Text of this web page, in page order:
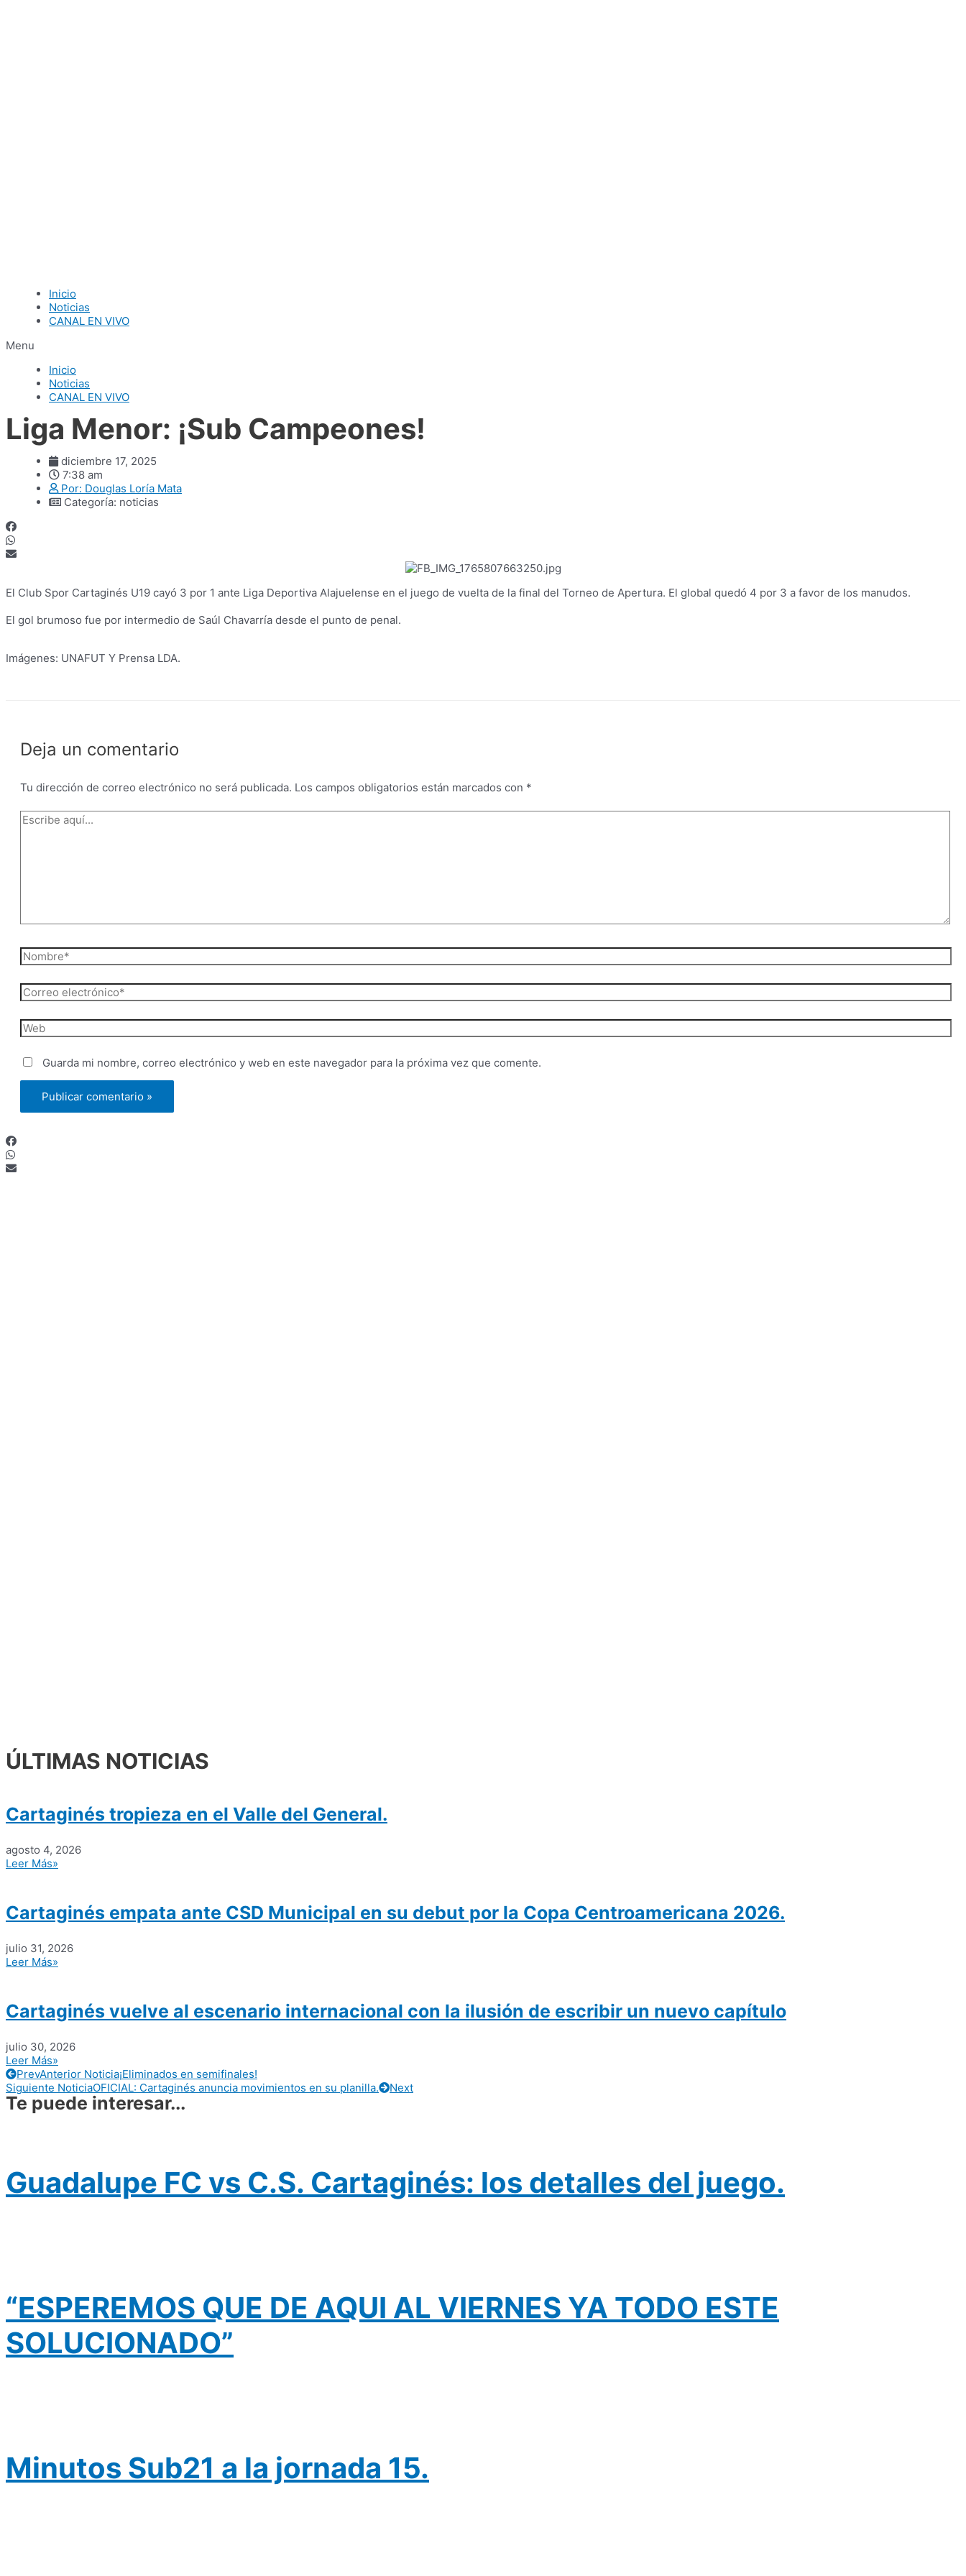
Inicio
Noticias
CANAL EN VIVO
Menu
Inicio
Noticias
CANAL EN VIVO
Liga Menor: ¡Sub Campeones!
diciembre 17, 2025
7:38 am
Por: Douglas Loría Mata
Categoría: noticias
El Club Spor Cartaginés U19 cayó 3 por 1 ante Liga Deportiva Alajuelense en el juego de vuelta de la final del Torneo de Apertura. El global quedó 4 por 3 a favor de los manudos.
El gol brumoso fue por intermedio de Saúl Chavarría desde el punto de penal.
Imágenes: UNAFUT Y Prensa LDA.
Deja un comentario
Tu dirección de correo electrónico no será publicada. Los campos obligatorios están marcados con *
Escribe
Nombre*
Correo
electrónico*
Web
Guarda mi nombre, correo electrónico y web en este navegador para la próxima vez que comente.
ÚLTIMAS NOTICIAS
Cartaginés tropieza en el Valle del General.
agosto 4, 2026
Leer Más»
Cartaginés empata ante CSD Municipal en su debut por la Copa Centroamericana 2026.
julio 31, 2026
Leer Más»
Cartaginés vuelve al escenario internacional con la ilusión de escribir un nuevo capítulo
julio 30, 2026
Leer Más»
PrevAnterior Noticia¡Eliminados en semifinales!
Siguiente NoticiaOFICIAL: Cartaginés anuncia movimientos en su planilla. Next
Te puede interesar...
Guadalupe FC vs C.S. Cartaginés: los detalles del juego.
“ESPEREMOS QUE DE AQUI AL VIERNES YA TODO ESTE
SOLUCIONADO”
Minutos Sub21 a la jornada 15.